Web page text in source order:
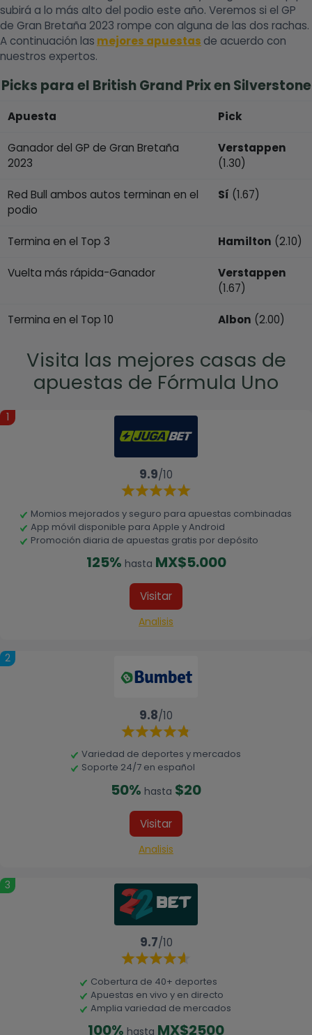
subirá a lo más alto del podio este año. Veremos si el GP
de Gran Bretaña 2023 rompe con alguna de las dos rachas.
A continuación las mejores apuestas de acuerdo con
nuestros expertos.
Picks para el British Grand Prix en Silverstone
Apuesta Pick
Ganador del GP de Gran Bretaña
2023
Verstappen
(1.30)
Red Bull ambos autos terminan en el
podio
Sí (1.67)
Termina en el Top 3 Hamilton (2.10)
Vuelta más rápida-Ganador
Verstappen
(1.67)
Termina en el Top 10 Albon (2.00)
Visita las mejores casas de
apuestas de Fórmula Uno
1
9.9/10
Momios mejorados y seguro para apuestas combinadas
App móvil disponible para Apple y Android
Promoción diaria de apuestas gratis por depósito
125% hasta MX$5.000
Visitar
Analisis
2
9.8/10
Variedad de deportes y mercados
Soporte 24/7 en español
50% hasta $20
Visitar
Analisis
3
9.7/10
Cobertura de 40+ deportes
Apuestas en vivo y en directo
Amplia variedad de mercados
100% hasta MX$2500